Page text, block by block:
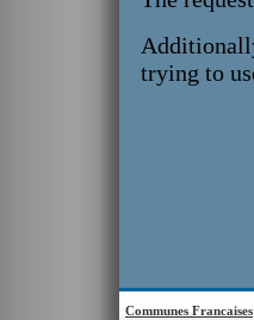
Communes Francaises